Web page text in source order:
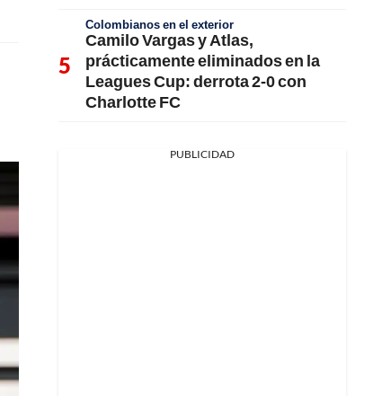
Colombianos en el exterior
Camilo Vargas y Atlas,
prácticamente eliminados en la
Leagues Cup: derrota 2-0 con
Charlotte FC
PUBLICIDAD